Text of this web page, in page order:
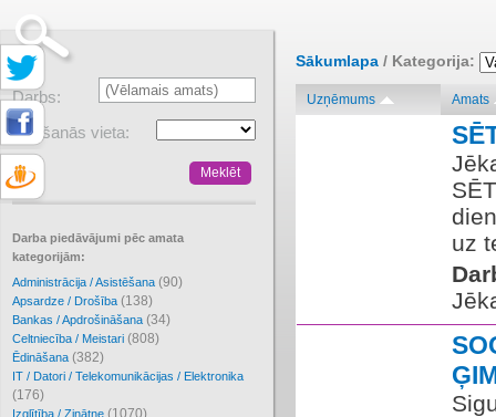
Darbs:
Atrašanās vieta:
Darba piedāvājumi pēc amata
kategorijām:
Administrācija / Asistēšana (90)
Apsardze / Drošība (138)
Bankas / Apdrošināšana (34)
Celtniecība / Meistari (808)
Ēdināšana (382)
IT / Datori / Telekomunikācijas / Elektronika
(176)
Izglītība / Zinātne (1070)
Sākumlapa / Kategorija:
Uzņēmums Amats
uz